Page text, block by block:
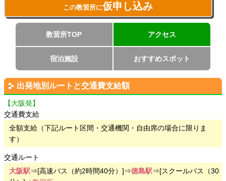
この教習所に仮申し込み
教習所TOP アクセス
宿泊施設 おすすめスポット
出発地別ルートと交通費支給額
【大阪発】
交通費支給
全額支給（下記ルート区間・交通機関・自由席の場合に限りま
す）
交通ルート
大阪駅⇒[高速バス（約2時間40分）]⇒徳島駅⇒[スクールバス（30